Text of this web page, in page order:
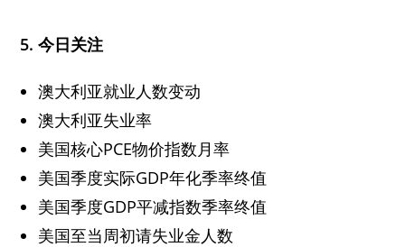
5.今日关注
澳大利亚就业人数变动
澳大利亚失业率
美国核心PCE物价指数月率
美国季度实际GDP年化季率终值
美国季度GDP平减指数季率终值
美国至当周初请失业金人数